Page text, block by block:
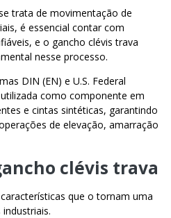
trata de movimentação de
é essencial contar com
e o gancho clévis trava
nesse processo.
DIN (EN) e U.S. Federal
como componente em
e cintas sintéticas, garantindo
de elevação, amarração
clévis trava
que o tornam uma